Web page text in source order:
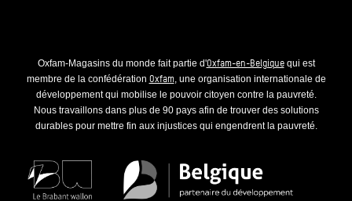
Oxfam-Magasins du monde fait partie d'Oxfam-en-Belgiquequi est
membre de la confédération Oxfam, une organisation internationale de
développement qui mobilise le pouvoir citoyen contre la pauvreté.
Nous travaillons dans plus de 90 pays afin de trouver des solutions
durables pour mettre fin aux injustices qui engendrent la pauvreté.